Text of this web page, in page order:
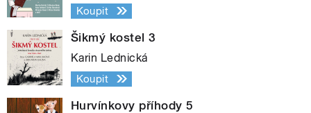
Koupit
Šikmý kostel 3
Karin Lednická
Koupit
Hurvínkovy příhody 5